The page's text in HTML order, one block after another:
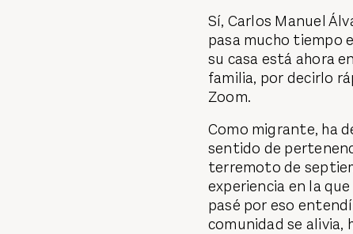
Sí, Carlos Manuel
pasa mucho tiempo
su casa está ahora
familia, por decirlo
Zoom.
Como migrante, ha
sentido de
terremoto de
experiencia en la
pasé por eso
comunidad se alivia,